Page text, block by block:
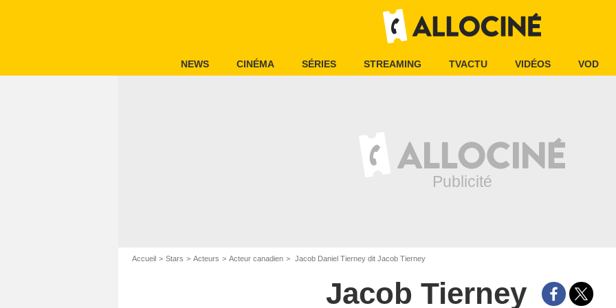
NEWS CINÉMA SÉRIES STREAMING TVACTU VIDÉOS VOD
Accueil Stars Acteurs Acteur canadien Jacob Daniel Tierney dit Jacob Tierney
Jacob Tierney